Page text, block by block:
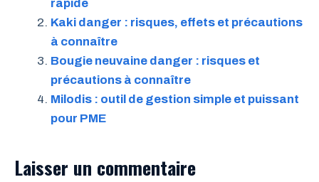
rapide
Kaki danger : risques, effets et précautions
à connaître
Bougie neuvaine danger : risques et
précautions à connaître
Milodis : outil de gestion simple et puissant
pour PME
Laisser un commentaire